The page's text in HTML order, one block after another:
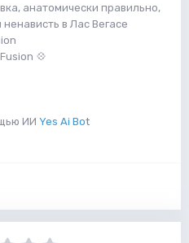
анатомически правильно,
в Лас Вегасе
💠
ИИ Yes Ai Bot